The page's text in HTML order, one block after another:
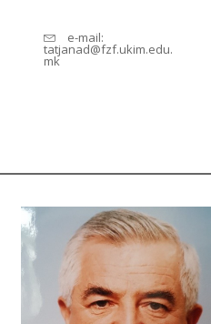
e-mail:
tatjanad@fzf.ukim.edu.
mk